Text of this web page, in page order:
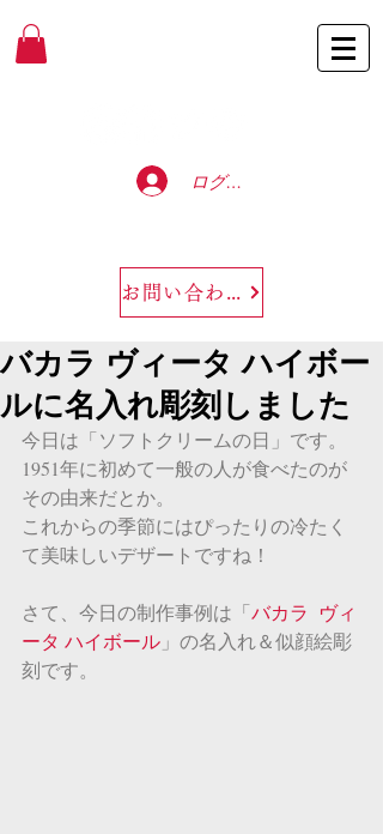
ログイン
お問い合わせ
バカラ ヴィータ ハイボー
ルに名入れ彫刻しました
今日は「ソフトクリームの日」です。
1951年に初めて一般の人が食べたのが
その由来だとか。
これからの季節にはぴったりの冷たく
て美味しいデザートですね！
さて、今日の制作事例は「バカラ  ヴィ
ータ ハイボール 」の名入れ＆似顔絵彫
刻です。